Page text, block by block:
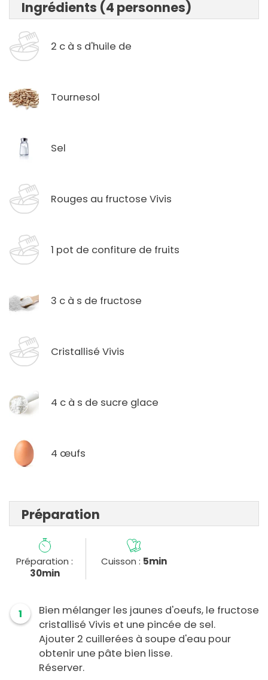
Ingrédients (4 personnes)
2 c à s d'huile de
Tournesol
Sel
Rouges au fructose Vivis
1 pot de confiture de fruits
3 c à s de fructose
Cristallisé Vivis
4 c à s de sucre glace
4 œufs
Préparation
Préparation :
30min
Cuisson : 5min
1
Bien mélanger les jaunes d'oeufs, le fructose
cristallisé Vivis et une pincée de sel.
Ajouter 2 cuillerées à soupe d'eau pour
obtenir une pâte bien lisse.
Réserver.